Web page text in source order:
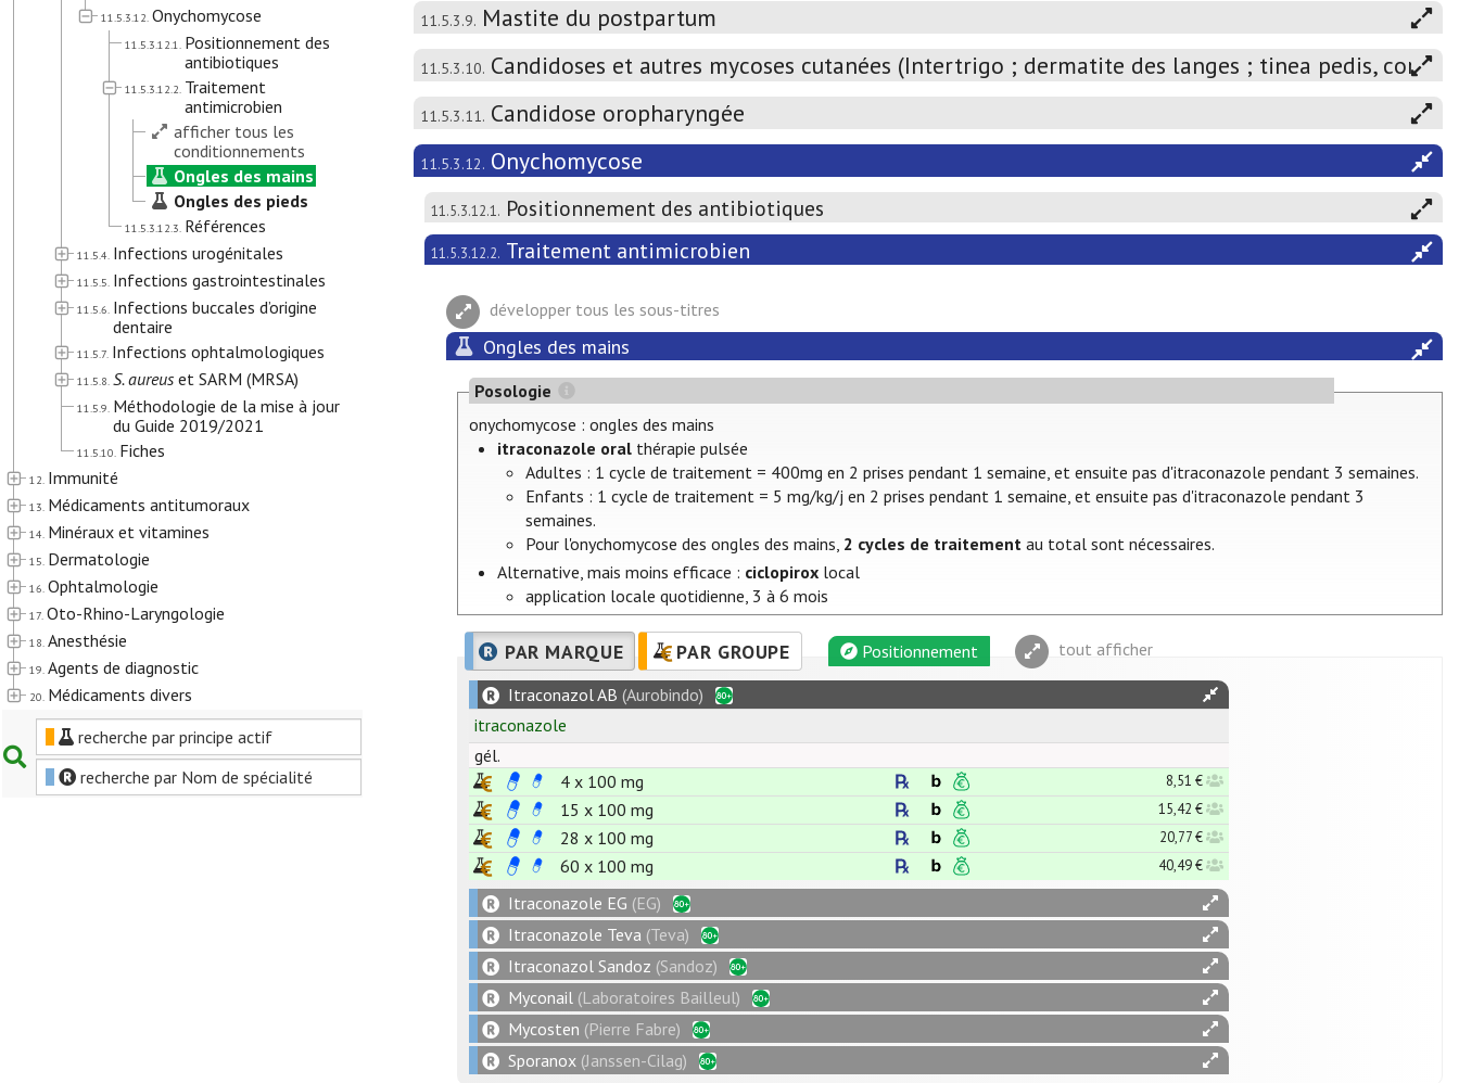
11.5.3.12. Onychomycose
11.5.3.12.1. Positionnement des
antibiotiques
11.5.3.12.2. Traitement
antimicrobien
afficher tous les
conditionnements
Ongles des mains
Ongles des pieds
11.5.3.12.3. Références
11.5.4. Infections urogénitales
11.5.5. Infections gastrointestinales
11.5.6. Infections buccales d’origine
dentaire
11.5.7. Infections ophtalmologiques
11.5.8. S. aureus et SARM (MRSA)
11.5.9. Méthodologie de la mise à jour
du Guide 2019/2021
11.5.10. Fiches
12. Immunité
13. Médicaments antitumoraux
14. Minéraux et vitamines
15. Dermatologie
16. Ophtalmologie
17. Oto-Rhino-Laryngologie
18. Anesthésie
19. Agents de diagnostic
20. Médicaments divers
recherche par principe actif
recherche par Nom de spécialité
11.5.3.9. Mastite du postpartum
11.5.3.10. Candidoses et autres mycoses cutanées (Intertrigo ; dermatite des langes ; tinea pedis,
11.5.3.11. Candidose oropharyngée
11.5.3.12. Onychomycose
11.5.3.12.1. Positionnement des antibiotiques
11.5.3.12.2. Traitement antimicrobien
développer tous les sous-titres
Ongles des mains
Posologie
onychomycose : ongles des mains
itraconazole oral thérapie pulsée
Adultes : 1 cycle de traitement = 400mg en 2 prises pendant 1 semaine, et ensuite pas d'itraconazole pendant 3 semaines.
Enfants : 1 cycle de traitement = 5 mg/kg/j en 2 prises pendant 1 semaine, et ensuite pas d'itraconazole pendant 3
semaines.
Pour l'onychomycose des ongles des mains, 2 cycles de traitementau total sont nécessaires.
Alternative, mais moins efficace : ciclopirox local
application locale quotidienne, 3 à 6 mois
PAR MARQUE PAR GROUPE Positionnement tout afficher
Itraconazol AB (Aurobindo)
itraconazole
gél.
4 x 100 mg 8,51 €
15 x 100 mg 15,42 €
28 x 100 mg 20,77 €
60 x 100 mg 40,49 €
Itraconazole EG (EG)
Itraconazole Teva (Teva)
Itraconazol Sandoz (Sandoz)
Myconail (Laboratoires Bailleul)
Mycosten (Pierre Fabre)
Sporanox (Janssen-Cilag)